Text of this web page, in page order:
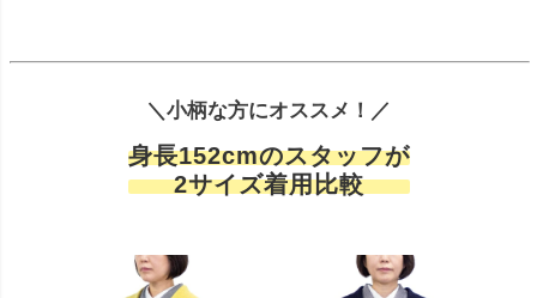
＼小柄な方にオススメ！／
身長152cmのスタッフが
2サイズ着用比較